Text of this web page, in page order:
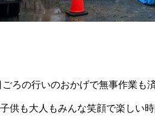
ろの行いのおかげで無事作業も
供も大人もみんな笑顔で楽しい